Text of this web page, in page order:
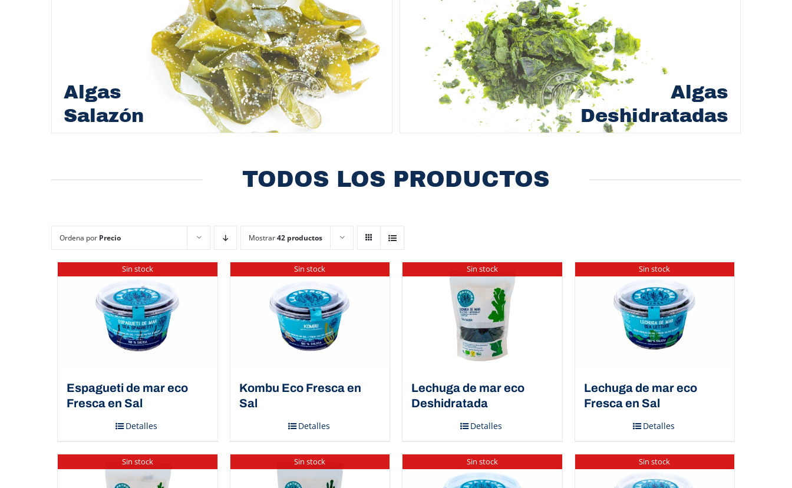
Algas
Salazón
Algas
Deshidratadas
TODOS LOS PRODUCTOS
Ordena por Precio Mostrar42 productos
Sin stock
Espagueti de mar eco
Fresca en Sal
Detalles
Sin stock
Kombu Eco Fresca en
Sal
Detalles
Sin stock
Lechuga de mar eco
Deshidratada
Detalles
Sin stock
Lechuga de mar eco
Fresca en Sal
Detalles
Sin stock Sin stock Sin stock Sin stock